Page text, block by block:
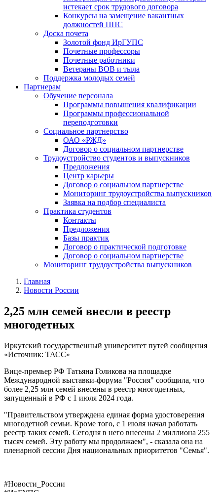
истекает срок трудового договора
Конкурсы на замещение вакантных
должностей ППС
Доска почета
Золотой фонд ИрГУПС
Почетные профессоры
Почетные работники
Ветераны ВОВ и тыла
Поддержка молодых семей
Партнерам
Обучение персонала
Программы повышения квалификации
Программы профессиональной
переподготовки
Социальное партнерство
ОАО «РЖД»
Договор о социальном партнерстве
Трудоустройство студентов и выпускников
Предложения
Центр карьеры
Договор о социальном партнерстве
Мониторинг трудоустройства выпускников
Заявка на подбор специалиста
Практика студентов
Контакты
Предложения
Базы практик
Договор о практической подготовке
Договор о социальном партнерстве
Мониторинг трудоустройства выпускников
Главная
Новости России
2,25 млн семей внесли в реестр
многодетных
Иркутский государственный университет путей сообщения
«Источник: ТАСС»
Вице-премьер РФ Татьяна Голикова на площадке
Международной выставки-форума "Россия" сообщила, что
более 2,25 млн семей внесены в реестр многодетных,
запущенный в РФ с 1 июля 2024 года.
"Правительством утверждена единая форма удостоверения
многодетной семьи. Кроме того, с 1 июля начал работать
реестр таких семей. Сегодня в него внесены 2 миллиона 255
тысяч семей. Эту работу мы продолжаем", - сказала она на
пленарной сессии Дня национальных приоритетов "Семья".
#Новости_России